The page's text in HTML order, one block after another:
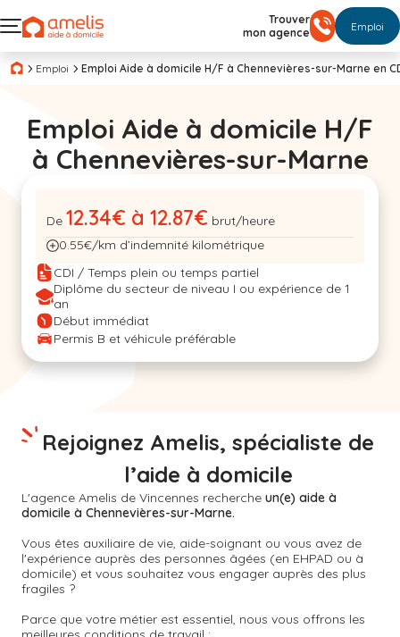
Trouver
mon agence
Emploi
Emploi Emploi Aide à domicile H/F à Chennevières-sur-Marne en
Emploi Aide à domicile H/F
à Chennevières-sur-Marne
De 12.34€ à 12.87€ brut/heure
0.55€/km d’indemnité kilométrique
CDI / Temps plein ou temps partiel
Diplôme du secteur de niveau I ou expérience de 1
an
Début immédiat
Permis B et véhicule préférable
L'agence Amelis de Vincennes recherche un(e) aide à
domicile à Chennevières-sur-Marne.
Vous êtes auxiliaire de vie, aide-soignant ou vous avez de
l'expérience auprès des personnes âgées (en EHPAD ou à
domicile) et vous souhaitez vous engager auprès des plus
fragiles ?
Parce que votre métier est essentiel, nous vous offrons les
Rejoignez Amelis, spécialiste de
l’aide à domicile